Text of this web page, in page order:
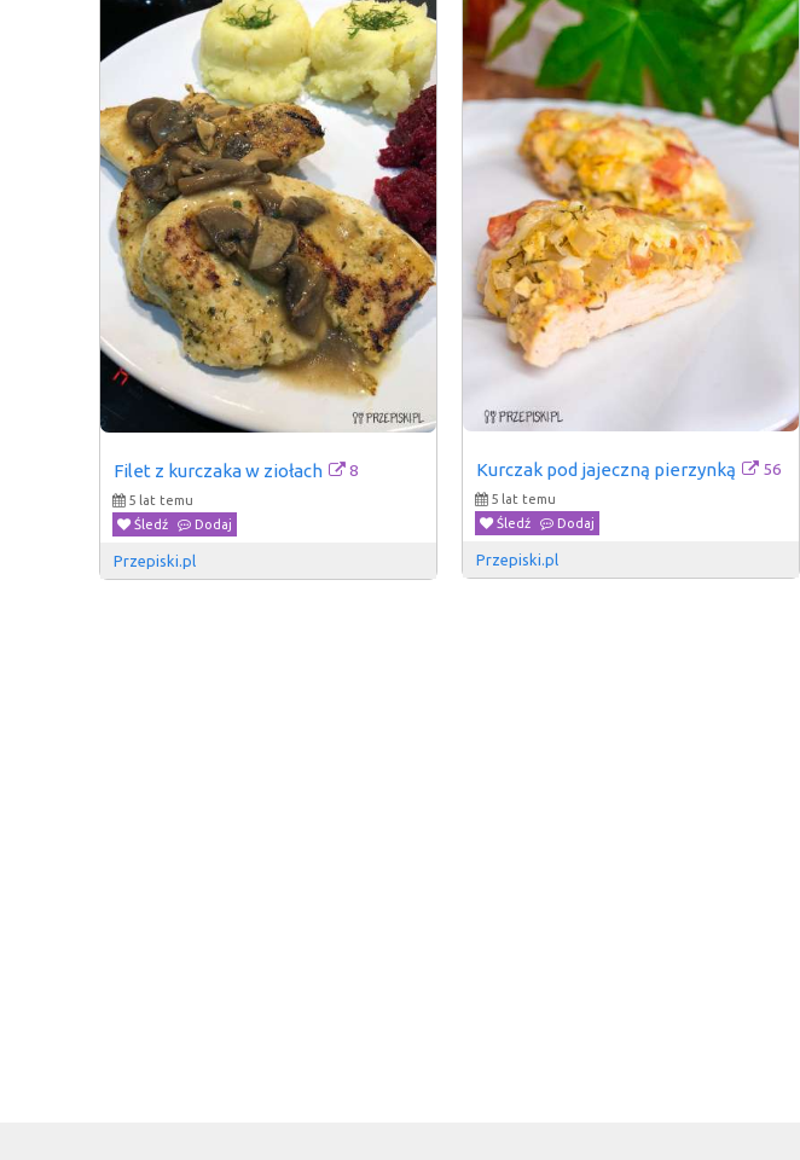
Kurczak pod jajeczną pierzynką 56
5 lat temu
Śledź
Dodaj
Przepiski.pl
Filet z kurczaka w ziołach 8
5 lat temu
Śledź
Dodaj
Przepiski.pl